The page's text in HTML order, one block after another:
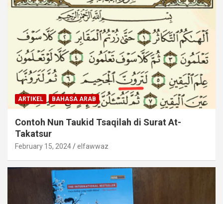
ARTIKEL BAHASA ARAB
Contoh Nun Taukid Tsaqilah di Surat At-
Takatsur
February 15, 2024 elfawwaz